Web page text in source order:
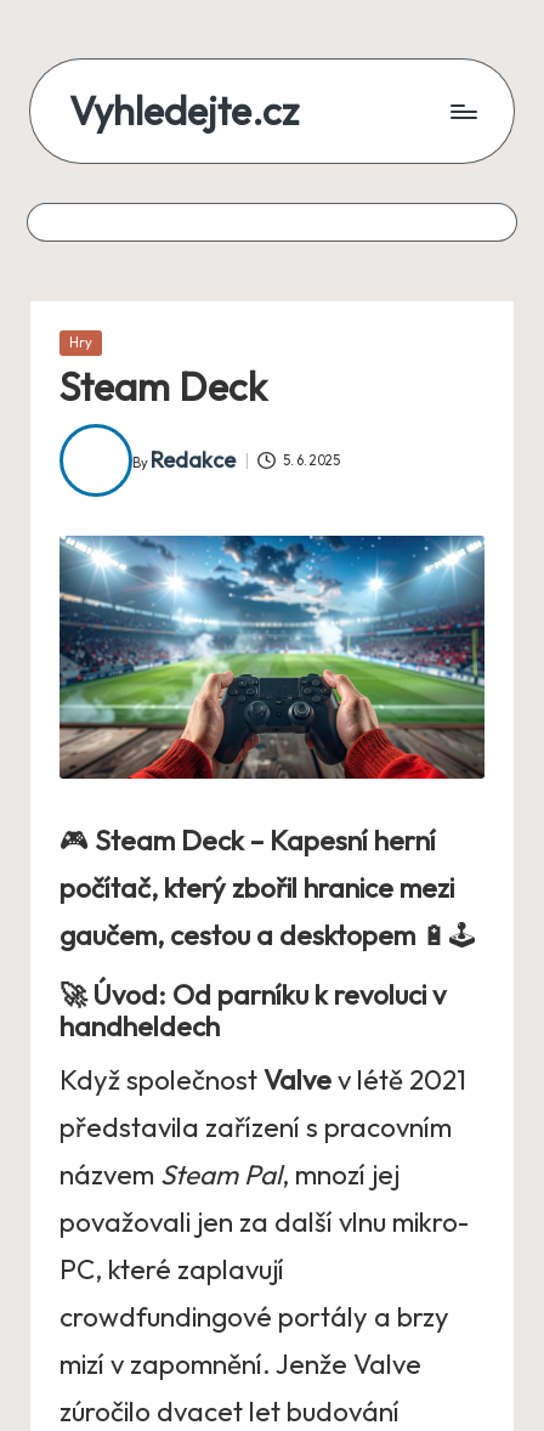
content
Vyhledejte.cz
zájezdy,
recenze,
i
půjčky
na
jednom
místě
Posted
Hry
Steam Deck
Posted
By Redakce 5. 6. 2025
🎮 Steam Deck – Kapesní herní
počítač, který zbořil hranice mezi
gaučem, cestou a deskto­pem 🔋🕹️
🚀 Úvod: Od parníku k revoluci v
handheldech
Když společnostValvev létě 2021
představila zařízení s pracovním
názvem Steam Pal, mnozí jej
považovali jen za další vlnu mikro-
PC, které zaplavují
crowdfundingové portály a brzy
mizí v zapomnění. Jenže Valve
zúročilo dvacet let budování